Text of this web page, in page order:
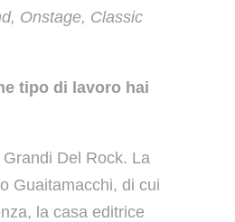
Onstage, Classic
tipo di lavoro hai
Del Rock. La
Guaitamacchi, di cui
la casa editrice